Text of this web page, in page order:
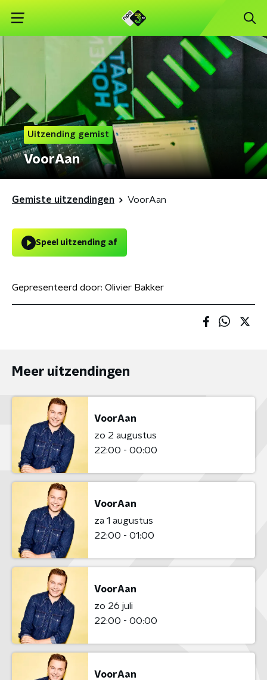
Uitzending gemist
VoorAan
Gemiste uitzendingen VoorAan
Speel uitzending af
Gepresenteerd door: Olivier Bakker
Meer uitzendingen
VoorAan
zo 2 augustus
22:00 - 00:00
VoorAan
za 1 augustus
22:00 - 01:00
VoorAan
zo 26 juli
22:00 - 00:00
VoorAan